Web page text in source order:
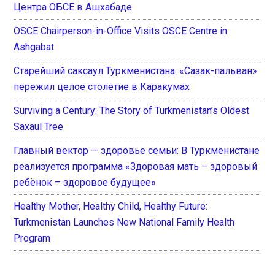
Центра ОБСЕ в Ашхабаде
OSCE Chairperson-in-Office Visits OSCE Centre in
Ashgabat
Старейший саксаул Туркменистана: «Сазак-пальван»
пережил целое столетие в Каракумах
Surviving a Century: The Story of Turkmenistan’s Oldest
Saxaul Tree
Главный вектор — здоровье семьи: В Туркменистане
реализуется программа «Здоровая мать – здоровый
ребёнок – здоровое будущее»
Healthy Mother, Healthy Child, Healthy Future:
Turkmenistan Launches New National Family Health
Program